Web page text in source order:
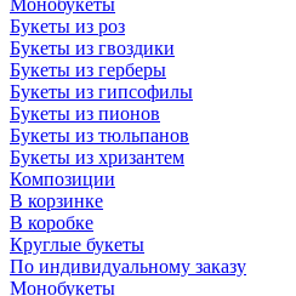
Монобукеты
Букеты из роз
Букеты из гвоздики
Букеты из герберы
Букеты из гипсофилы
Букеты из пионов
Букеты из тюльпанов
Букеты из хризантем
Композиции
В корзинке
В коробке
Круглые букеты
По индивидуальному заказу
Монобукеты